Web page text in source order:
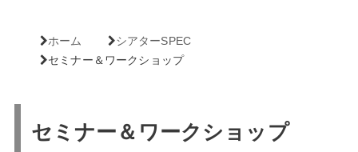
ホーム
シアターSPEC
セミナー＆ワークショップ
セミナー＆ワークショップ